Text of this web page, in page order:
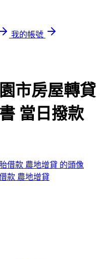
我的帳號
市房屋轉貸
當日撥款
款 農地增貸